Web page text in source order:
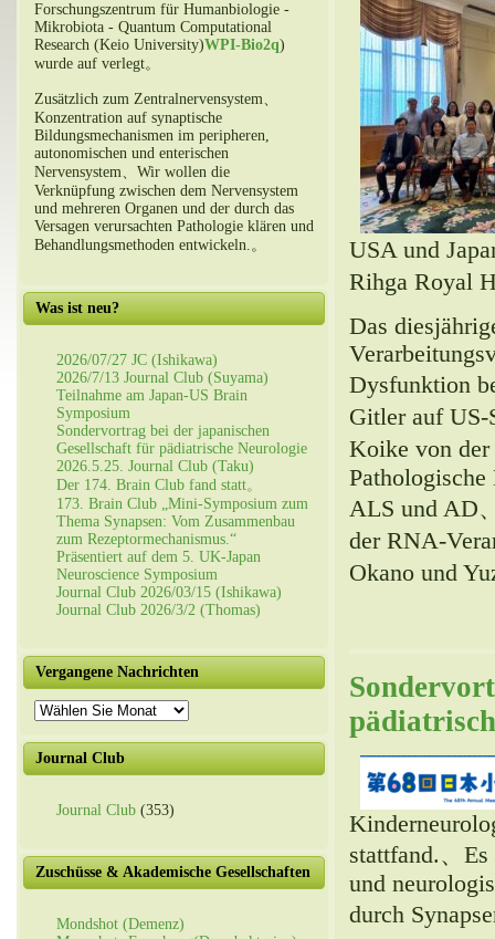
Forschungszentrum für Humanbiologie -
Mikrobiota - Quantum Computational
Research (Keio University)WPI-Bio2q)
wurde auf verlegt。
Zusätzlich zum Zentralnervensystem、
Konzentration auf synaptische
Bildungsmechanismen im peripheren,
autonomischen und enterischen
Nervensystem、Wir wollen die
Verknüpfung zwischen dem Nervensystem
und mehreren Organen und der durch das
Versagen verursachten Pathologie klären und
Behandlungsmethoden entwickeln.。
Was ist neu?
2026/07/27 JC (Ishikawa)
2026/7/13 Journal Club (Suyama)
Teilnahme am Japan-US Brain
Symposium
Sondervortrag bei der japanischen
Gesellschaft für pädiatrische Neurologie
2026.5.25. Journal Club (Taku)
Der 174. Brain Club fand statt。
173. Brain Club „Mini-Symposium zum
Thema Synapsen: Vom Zusammenbau
zum Rezeptormechanismus.“
Präsentiert auf dem 5. UK-Japan
Neuroscience Symposium
Journal Club 2026/03/15 (Ishikawa)
Journal Club 2026/3/2 (Thomas)
Vergangene Nachrichten
Vergangene
Nachrichten
Journal Club
Journal Club (353)
Zuschüsse & Akademische Gesellschaften
Mondshot (Demenz)
USA und
Rihga Royal
Das
Dysfunktion
Gitler auf US-
Koike von
ALS und AD
der RNA-
Okano und
stattfand.、
und
durch